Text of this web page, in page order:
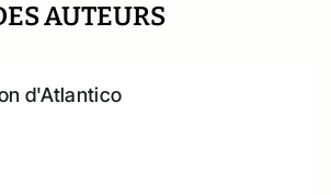
AUTEURS
d'Atlantico